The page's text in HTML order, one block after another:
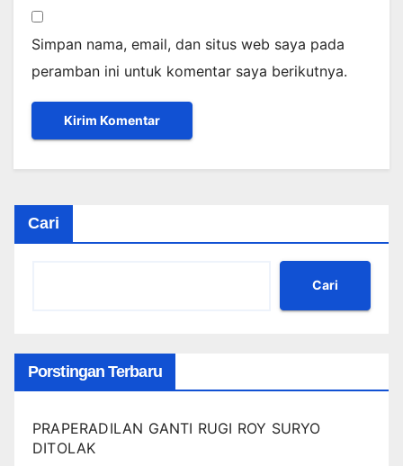
Simpan nama, email, dan situs web saya pada
peramban ini untuk komentar saya berikutnya.
Cari
Cari
Porstingan Terbaru
PRAPERADILAN GANTI RUGI ROY SURYO
DITOLAK